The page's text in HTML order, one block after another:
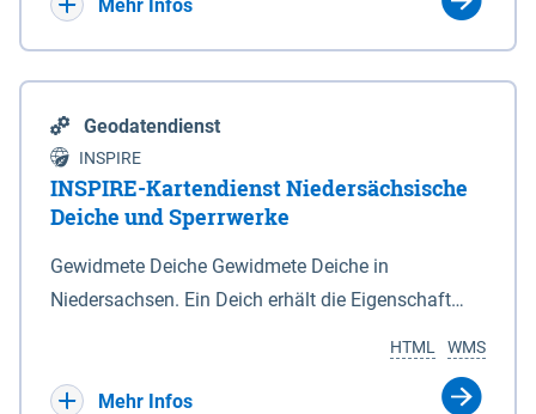
Mehr Infos
Geodatendienst
INSPIRE
INSPIRE-Kartendienst Niedersächsische
Deiche und Sperrwerke
Gewidmete Deiche Gewidmete Deiche in
Niedersachsen. Ein Deich erhält die Eigenschaft
Deichbehörde durch Verordnung ausspricht. Für
WMS
HTML
Mehr Infos